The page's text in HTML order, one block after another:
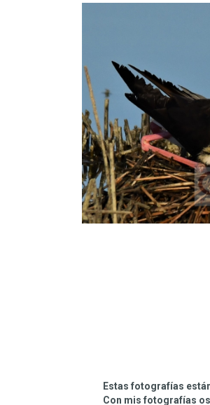
Estas fotografías
Con mis fotografías